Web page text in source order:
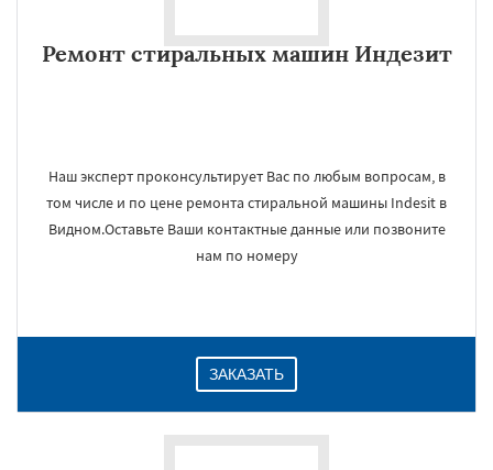
Ремонт стиральных машин Индезит
Наш эксперт проконсультирует Вас по любым вопросам, в
том числе и по цене ремонта стиральной машины Indesit в
Видном.Оставьте Ваши контактные данные или позвоните
нам по номеру
ЗАКАЗАТЬ